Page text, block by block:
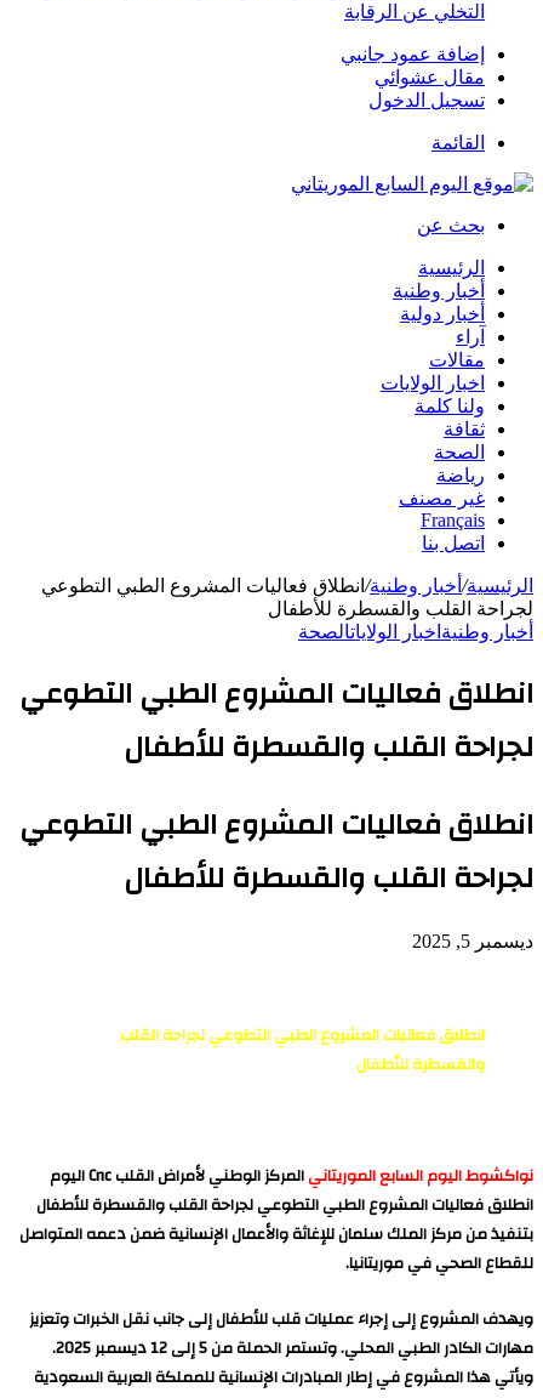
التخلي عن الرقابة
إضافة عمود جانبي
مقال عشوائي
تسجيل الدخول
القائمة
بحث عن
الرئيسية
أخبار وطنية
أخبار دولية
آراء
مقالات
اخبار الولايات
ولنا كلمة
ثقافة
الصحة
رياضة
غير مصنف
Français
اتصل بنا
الرئيسية/ أخبار وطنية/ انطلاق فعاليات المشروع الطبي التطوعي
لجراحة القلب والقسطرة للأطفال
أخبار وطنية اخبار الولاياتالصحة
انطلاق فعاليات المشروع الطبي التطوعي
لجراحة القلب والقسطرة للأطفال
انطلاق فعاليات المشروع الطبي التطوعي
لجراحة القلب والقسطرة للأطفال
ديسمبر 5, 2025
انطلاق فعاليات المشروع الطبي التطوعي لجراحة القلب
والقسطرة للأطفال
نواكشوط اليوم السابع الموريتاني
المركز الوطني لأمراض القلب Cnc اليوم
انطلاق فعاليات المشروع الطبي التطوعي لجراحة القلب والقسطرة للأطفال
بتنفيذ من مركز الملك سلمان للإغاثة والأعمال الإنسانية ضمن دعمه المتواصل
للقطاع الصحي في موريتانيا.
ويهدف المشروع إلى إجراء عمليات قلب للأطفال إلى جانب نقل الخبرات وتعزيز
مهارات الكادر الطبي المحلي. وتستمر الحملة من 5 إلى 12 ديسمبر 2025.
ويأتي هذا المشروع في إطار المبادرات الإنسانية للمملكة العربية السعودية